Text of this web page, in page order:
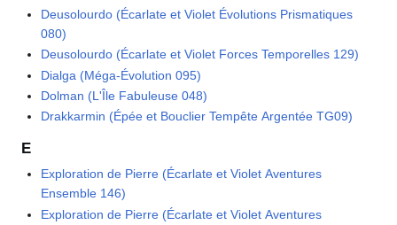
Deusolourdo (Écarlate et Violet Évolutions Prismatiques
080)
Deusolourdo (Écarlate et Violet Forces Temporelles 129)
Dialga (Méga-Évolution 095)
Dolman (L'Île Fabuleuse 048)
Drakkarmin (Épée et Bouclier Tempête Argentée TG09)
E
Exploration de Pierre (Écarlate et Violet Aventures
Ensemble 146)
Exploration de Pierre (Écarlate et Violet Aventures